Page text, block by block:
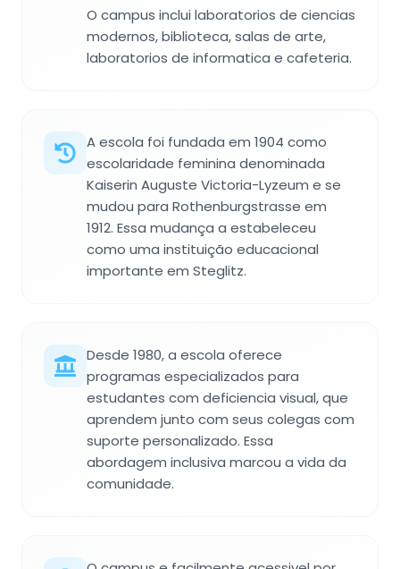
O campus inclui laboratorios de ciencias
modernos, biblioteca, salas de arte,
laboratorios de informatica e cafeteria.
A escola foi fundada em 1904 como
escolaridade feminina denominada
Kaiserin Auguste Victoria-Lyzeum e se
mudou para Rothenburgstrasse em
1912. Essa mudança a estabeleceu
como uma instituição educacional
importante em Steglitz.
Desde 1980, a escola oferece
programas especializados para
estudantes com deficiencia visual, que
aprendem junto com seus colegas com
suporte personalizado. Essa
abordagem inclusiva marcou a vida da
comunidade.